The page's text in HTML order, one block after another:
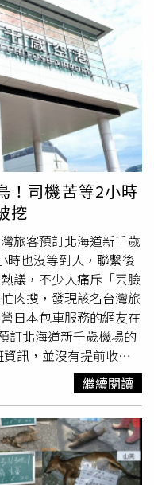
泰國北部的清邁。他表
是時尚都會，清邁就是
都，護城河環繞著紅磚
寺廟。 「但清邁最迷
有泰國最強的咖啡文化
聖地，隨便一間巷弄裡
來拜師。」王哲彥表
，你會驚訝地發現，光
半山腰的咖啡廳看著雲
裡卻感到前所未有的充
，反而是一種生活美
態景觀，島上的飯店、
，是泰國普吉旅遊最富
遊提供） 三、南部海
清邁是優雅的隱士，普
泰國最大的島嶼，普吉
，因為它「夠成熟」。
，但往往忽略了交通與
，它擁有世界級的沙灘
硬體設施。 「無論你
住一晚幾十萬台幣的頂
酒吧街與夜市？芭東能
是蜜月、家庭旅遊還是
足每一位旅客的需求。
服務除了風景，王哲彥
紅四叉貓透過網路搜
，使整起風波持續擴
新進度，表示當事旅
的接機費用。根據業者
趟北海道行程是帶著妻
外謹慎。事發當天
可能涉及詐騙」，且
，基於安全疑慮才選擇
進一步確認，處理方式
機費用3萬日圓（約新
達歉意。然而，業者對
1天已成立群組，並詳
才會安排派車，且過程
在此情況下，旅客以
法實在是太牽強，也難
事件曝光後，再度掀起
買單，認為若真為詐
不止3萬日圓；也有人
務，對方使用日本門號
。然而，也有部分網友
輩相近，對日本環境不
示自然提高警覺，或許
致事態擴大。
！司機苦等2小時
挖
旅客預訂北海道新千歲
時也沒等到人，聯繫後
議，不少人痛斥「丟臉
肉搜，發現該名台灣旅
日本包車服務的網友在
訂北海道新千歲機場的
訊，並沒有提前收取
2小時卻未見人影，致
對話截圖可以看
將司機、旅客都邀進
車」，原PO說明後，
息。日本司機曾在群組
「貴賓，取完行李說一
繼續閱讀